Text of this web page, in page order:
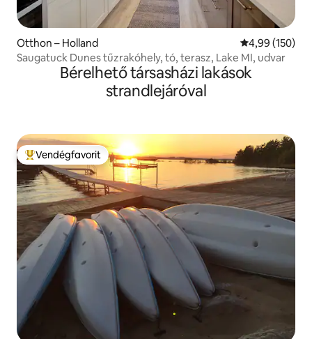
Otthon – Holland Átlagos
4,99 (150)
Saugatuck Dunes tűzrakóhely, tó, terasz, Lake MI, udvar
Bérelhető társasházi lakások
strandlejáróval
Kiemelt vendégfavorit
Vendégfavorit